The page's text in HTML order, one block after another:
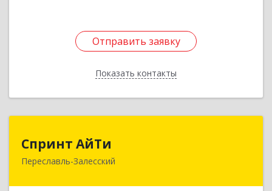
Отправить заявку
Показать контакты
Отправить заявку
Назад
Спринт АйТи
Переславль-Залесский152025, Ярославская обл, Переславль-